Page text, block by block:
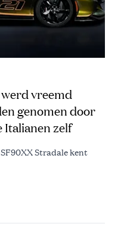
vreemd
genomen door
Italianen zelf
Stradale kent